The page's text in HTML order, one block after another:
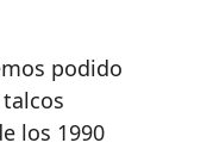
podido
los 1990